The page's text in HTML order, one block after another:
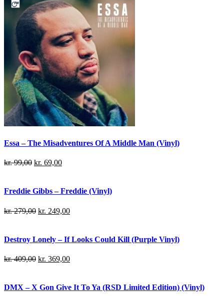
Essa – The Misadventures Of A Middle Man (Vinyl)
kr.99,00 kr. 69,00
Freddie Gibbs – Freddie (Vinyl)
kr.279,00 kr. 249,00
Destroy Lonely – If Looks Could Kill (Purple Vinyl)
kr.409,00 kr. 369,00
DMX – X Gon Give It To Ya (RSD Limited Edition) (Vinyl)